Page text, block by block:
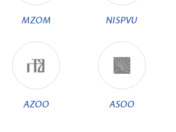
MZOM NISPVU
AZOO ASOO